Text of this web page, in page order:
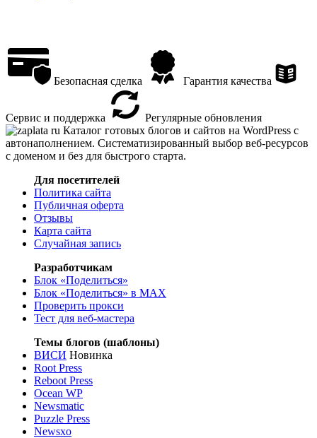
Безопасная сделка Гарантия качества
Сервис и поддержка
Регулярные обновления
Каталог готовых блогов и сайтов на WordPress с
автонаполнением. Систематизированный выбор веб-ресурсов
с доменом и без для быстрого старта.
Для посетителей
Политика сайта
Публичная оферта
Отзывы
Карта сайта
Случайная запись
Разработчикам
Блок «Поделиться»
Блок «Поделиться» в MAX
Проверить прокси
Тест для веб-мастера
Темы блогов (шаблоны)
ВИСИ Новинка
Root Press
Reboot Press
Ocean WP
Newsmatic
Puzzle Press
Newsxo